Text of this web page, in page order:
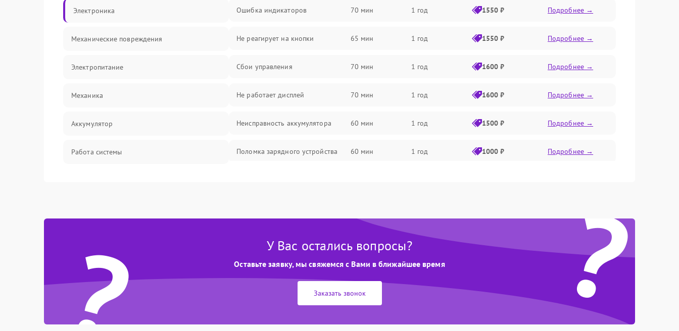
Электроника
Механические повреждения
Электропитание
Механика
Аккумулятор
Работа системы
Мотор
Защита
Корпус/Герметичность
Ошибка индикаторов 70 мин 1 год 1550 ₽ Подробнее →
Не реагирует на кнопки 65 мин 1 год 1550 ₽ Подробнее →
Сбои управления 70 мин 1 год 1600 ₽ Подробнее →
Не работает дисплей 70 мин 1 год 1600 ₽ Подробнее →
Неисправность аккумулятора 60 мин 1 год 1500 ₽ Подробнее →
Поломка зарядного устройства 60 мин 1 год 1000 ₽ Подробнее →
Неисправность системы
индикации
60 мин 1 год 1000 ₽
Неисправность системы защиты от
1 год Подробнее →
отключения
? ?
У Вас остались вопросы?
Оставьте заявку, мы свяжемся с Вами в ближайшее время
Заказать звонок